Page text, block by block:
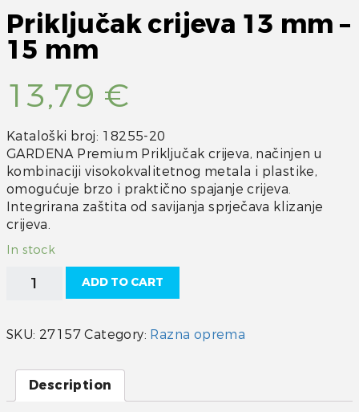
Priključak crijeva 13 mm –
15 mm
13,79 €
Kataloški broj: 18255-20
GARDENA Premium Priključak crijeva, načinjen u
kombinaciji visokokvalitetnog metala i plastike,
omogućuje brzo i praktično spajanje crijeva.
Integrirana zaštita od savijanja sprječava klizanje
crijeva.
In stock
Priključak
crijeva
mm
-
mm
quantity
ADD TO CART
SKU: 27157 Category: Razna oprema
Description